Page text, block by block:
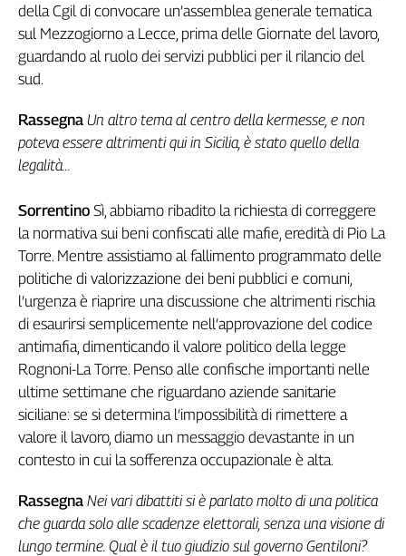
Basilicata
Calabria
Campania
Romagna
Friuli
Venezia
Giulia
Marche
Piemonte
Puglia
Sardegna
Sicilia
Toscana
Trentino
Umbria
Valle
Veneto
Archivio
della Cgil di convocare un’assemblea generale tematica
sul Mezzogiorno a Lecce, prima delle Giornate del lavoro,
guardando al ruolo dei servizi pubblici per il rilancio del
sud.
Rassegna Un altro tema al centro della kermesse, e non
poteva essere altrimenti qui in Sicilia, è stato quello della
legalità...
Sorrentino Sì, abbiamo ribadito la richiesta di correggere
la normativa sui beni confiscati alle mafie, eredità di Pio La
Torre. Mentre assistiamo al fallimento programmato delle
politiche di valorizzazione dei beni pubblici e comuni,
l’urgenza è riaprire una discussione che altrimenti rischia
di esaurirsi semplicemente nell’approvazione del codice
antimafia, dimenticando il valore politico della legge
Rognoni-La Torre. Penso alle confische importanti nelle
ultime settimane che riguardano aziende sanitarie
siciliane: se si determina l’impossibilità di rimettere a
valore il lavoro, diamo un messaggio devastante in un
contesto in cui la sofferenza occupazionale è alta.
Rassegna Nei vari dibattiti si è parlato molto di una politica
che guarda solo alle scadenze elettorali, senza una visione di
lungo termine. Qual è il tuo giudizio sul governo Gentiloni?